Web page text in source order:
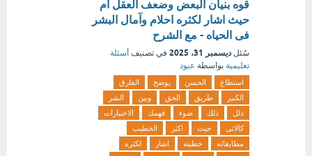
قوه بنيان البعض وضعف العقل ام
حيث اشار لكثره احلام وآمال البشر
فى الحياه - مع الشرح
سُئل ديسمبر 31، 2025 في تصنيف أسئلة
تعليمية بواسطة عبود
استطاع الحسن يوضح
الفارق
الكبير
طريق الحق وبين
الشر
دلل
ذلك ضوء فهمك
الاختيارات
كالاتى
حيث اكثر
الخطيب
مطابقاته
خطبته اشار
لكثره